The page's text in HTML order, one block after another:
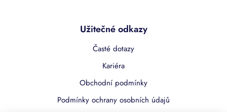
Užitečné odkazy
Časté dotazy
Kariéra
Obchodní podmínky
Podmínky ochrany osobních údajů